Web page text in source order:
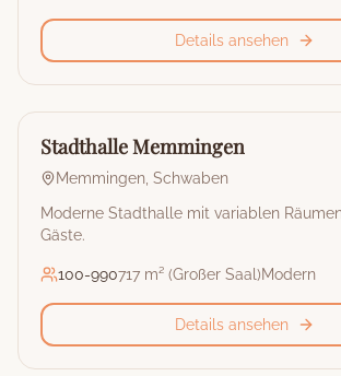
Details ansehen
🏰
Stadthalle
Stadthalle Memmingen
Memmingen Schwaben
Moderne Stadthalle mit variablen
Gäste.
100-990717 m² (Großer Saal)Modern
Details ansehen